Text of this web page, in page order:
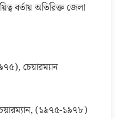
বর্তায় অতিরিক্ত জেলা
চেয়ারম্যান
(১৯৭৫-১৯৭৮)